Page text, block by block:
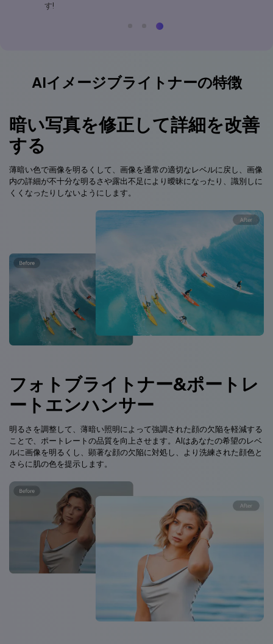
す!
AIイメージブライトナーの特徴
暗い写真を修正して詳細を改善
する
薄暗い色で画像を明るくして、画像を通常の適切なレベルに戻し、画像
内の詳細が不十分な明るさや露出不足により曖昧になったり、識別しに
くくなったりしないようにします。
フォトブライトナー&ポートレ
ートエンハンサー
明るさを調整して、薄暗い照明によって強調された顔の欠陥を軽減する
ことで、ポートレートの品質を向上させます。AIはあなたの希望のレベ
ルに画像を明るくし、顕著な顔の欠陥に対処し、より洗練された顔色と
さらに肌の色を提示します。